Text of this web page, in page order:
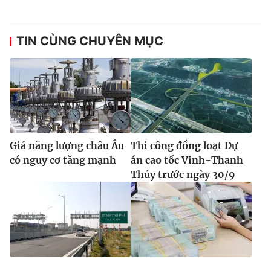
TIN CÙNG CHUYÊN MỤC
Giá năng lượng châu Âu
có nguy cơ tăng mạnh
Thi công đồng loạt Dự
án cao tốc Vinh-Thanh
Thủy trước ngày 30/9